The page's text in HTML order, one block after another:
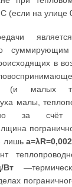
(если на улице
в
(и малых
малы,
за счёт
лишь
Вт